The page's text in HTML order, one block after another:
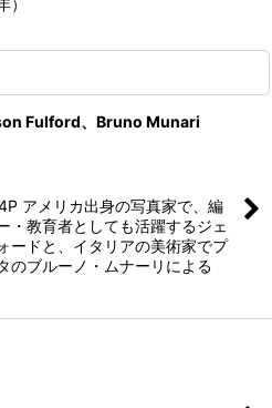
Fulford、Bruno Munari
アメリカ出身の写真家で、編
・教育者としても活躍するジェ
ードと、イタリアの美術家でプ
のブルーノ・ムナーリによる